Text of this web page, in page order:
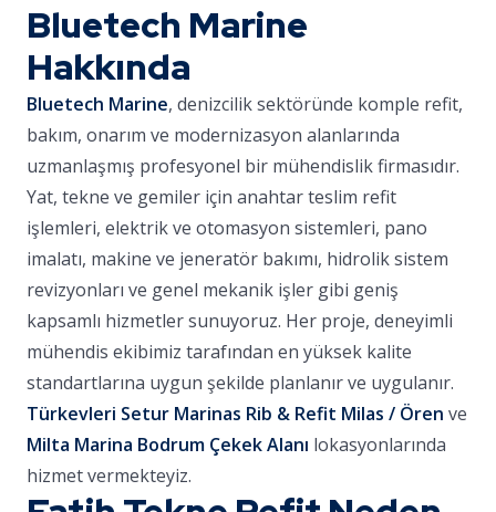
Bluetech Marine
Hakkında
Bluetech Marine, denizcilik sektöründe komple refit,
bakım, onarım ve modernizasyon alanlarında
uzmanlaşmış profesyonel bir mühendislik firmasıdır.
Yat, tekne ve gemiler için anahtar teslim refit
işlemleri, elektrik ve otomasyon sistemleri, pano
imalatı, makine ve jeneratör bakımı, hidrolik sistem
revizyonları ve genel mekanik işler gibi geniş
kapsamlı hizmetler sunuyoruz. Her proje, deneyimli
mühendis ekibimiz tarafından en yüksek kalite
standartlarına uygun şekilde planlanır ve uygulanır.
Türkevleri Setur Marinas Rib & Refit Milas / Ören ve
Milta Marina Bodrum Çekek Alanı lokasyonlarında
hizmet vermekteyiz.